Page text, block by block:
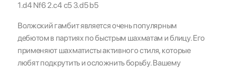
1.d4 Nf6 2.c4 c5 3.d5 b5
Волжский гамбит является очень популярным
дебютом в партиях по быстрым шахматам и блицу. Его
применяют шахматисты активного стиля, которые
любят подкрутить и осложнить борьбу. Вашему